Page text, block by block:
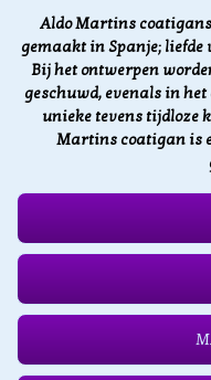
Aldo Martins
gemaakt in Spanje; liefde
Bij het ontwerpen
geschuwd, evenals in
unieke tevens tijdloze
Martins coatigan is